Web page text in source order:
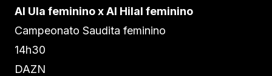
Al Ula feminino x Al Hilal feminino
Campeonato Saudita feminino
14h30
DAZN